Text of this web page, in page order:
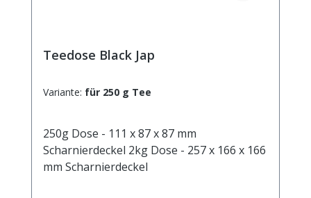
Teedose Black Jap
Variante: für 250 g Tee
250g Dose - 111 x 87 x 87 mm
Scharnierdeckel 2kg Dose - 257 x 166 x 166
mm Scharnierdeckel